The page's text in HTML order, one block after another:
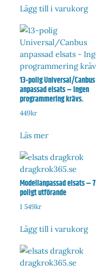
Lägg till i varukorg
13-polig Universal/Canbus
anpassad elsats – Ingen
programmering krävs.
449kr
Läs mer
Modellanpassad elsats – 7
poligt utförande
1 549kr
Lägg till i varukorg